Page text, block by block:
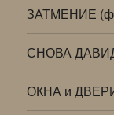
ЗАТМЕНИЕ
СНОВА ДАВИД!
ОКНА и ДВЕРИ